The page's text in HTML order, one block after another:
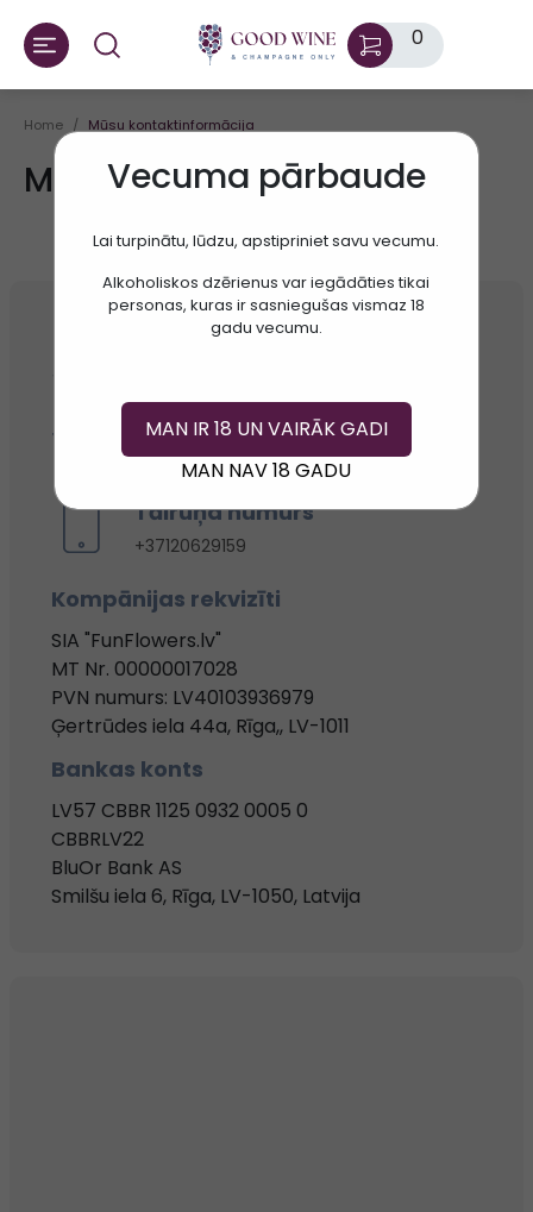
0
Vecuma pārbaude
Lai turpinātu, lūdzu, apstipriniet savu vecumu.
Alkoholiskos dzērienus var iegādāties tikai
personas, kuras ir sasniegušas vismaz 18
gadu vecumu.
MAN IR 18 UN VAIRĀK GADI
MAN NAV 18 GADU
Home Mūsu kontaktinformācija
Mūsu kontaktinformācija
Adrese
E-pasts:
hello@goodwine.lv
Tālruņa numurs
+37120629159
Kompānijas rekvizīti
SIA "FunFlowers.lv"
MT Nr. 00000017028
PVN numurs: LV40103936979
Ģertrūdes iela 44a, Rīga,, LV-1011
Bankas konts
LV57 CBBR 1125 0932 0005 0
CBBRLV22
BluOr Bank AS
Smilšu iela 6, Rīga, LV-1050, Latvija